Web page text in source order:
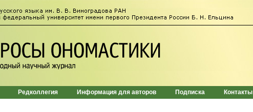
Редколлегия Информация для авторов Подписка Контакты